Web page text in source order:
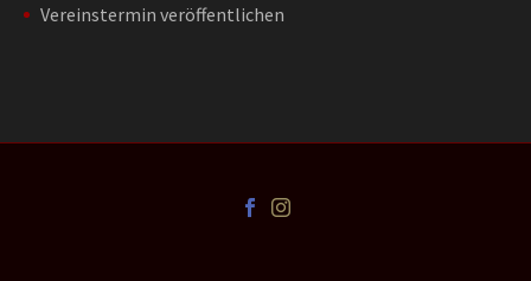
Vereinstermin veröffentlichen